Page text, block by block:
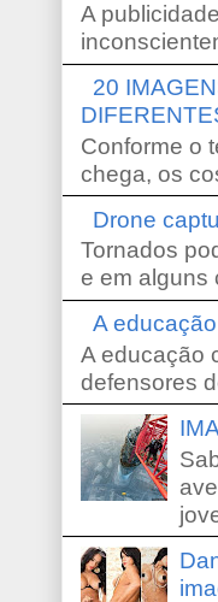
A
20
Conforme o
chega, os
Drone
Tornados
e em alguns
A
A educação
defensores